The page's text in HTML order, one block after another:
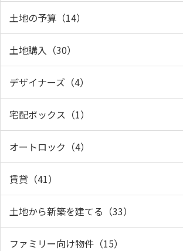
土地の予算（14）
土地購入（30）
デザイナーズ（4）
宅配ボックス（1）
オートロック（4）
賃貸（41）
土地から新築を建てる（33）
ファミリー向け物件（15）